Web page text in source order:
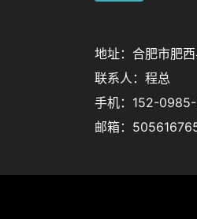
地址：合肥市肥
联系人：程总
手机： 152-
邮箱：